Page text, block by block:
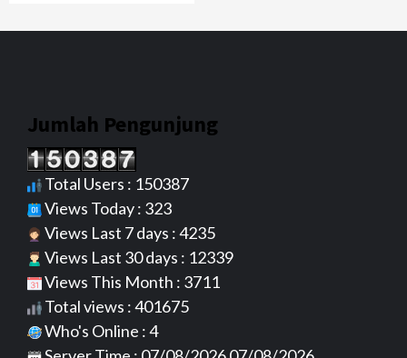
Jumlah Pengunjung
Total Users : 150387
Views Today : 323
Views Last 7 days : 4235
Views Last 30 days : 12339
Views This Month : 3711
Total views : 401675
Who's Online : 4